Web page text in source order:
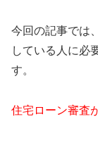
今回の記事では
している人に必
す。
住宅ローン審査